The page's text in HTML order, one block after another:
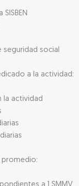
seguridad social
a la actividad:
la actividad
promedio: